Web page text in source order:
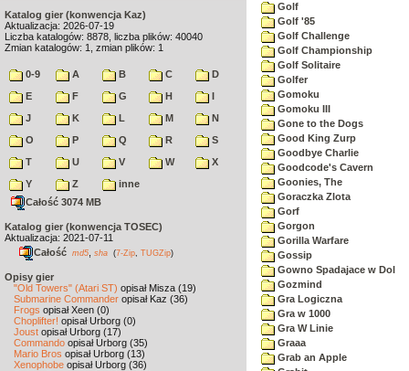
Katalog gier (konwencja Kaz)
Aktualizacja: 2026-07-19
Liczba katalogów: 8878, liczba plików: 40040
Zmian katalogów: 1, zmian plików: 1
0-9 A B C
D
E
F G H
I
J
K L M
N
O
P Q R
S
T
U V W
X
Y
Z
inne
Całość 3074 MB
Katalog gier (konwencja TOSEC)
Aktualizacja: 2021-07-11
Całość md5 sha (7-Zip TUGZip)
Opisy gier
"Old Towers" (Atari ST) opisał Misza (19)
Submarine Commander opisał Kaz (36)
Frogs opisał Xeen (0)
Choplifter! opisał Urborg (0)
Joust opisał Urborg (17)
Commando opisał Urborg (35)
Mario Bros opisał Urborg (13)
Xenophobe opisał Urborg (36)
Golf
Golf '85
Golf Challenge
Golf Championship
Golf Solitaire
Golfer
Gomoku
Gomoku III
Gone to the Dogs
Good King Zurp
Goodbye Charlie
Goodcode's Cavern
Goonies, The
Goraczka Zlota
Gorf
Gorgon
Gorilla Warfare
Gossip
Gowno Spadajace w Dol
Gozmind
Gra Logiczna
Gra w 1000
Gra W Linie
Graaa
Grab an Apple